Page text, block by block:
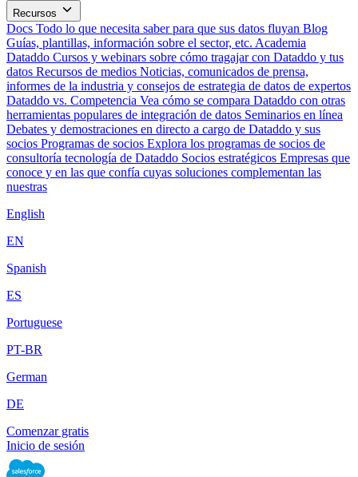
Recursos
Docs Todo lo que necesita saber para que sus datos fluyan Blog
Guías, plantillas, información sobre el sector, etc. Academia
Dataddo Cursos y webinars sobre cómo tragajar con Dataddo y tus
datos Recursos de medios Noticias, comunicados de prensa,
informes de la industria y consejos de estrategia de datos de expertos
Dataddo vs. Competencia Vea cómo se compara Dataddo con otras
herramientas populares de integración de datos Seminarios en línea
Debates y demostraciones en directo a cargo de Dataddo y sus
socios Programas de socios Explora los programas de socios de
consultoría tecnología de Dataddo Socios estratégicos Empresas que
conoce y en las que confía cuyas soluciones complementan las
nuestras
English
EN
Spanish
ES
Portuguese
PT-BR
German
DE
Comenzar gratis
Inicio de sesión